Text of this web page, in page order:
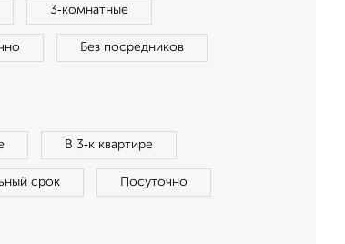
3‑комнатные
Без посредников
В 3‑к квартире
срок Посуточно